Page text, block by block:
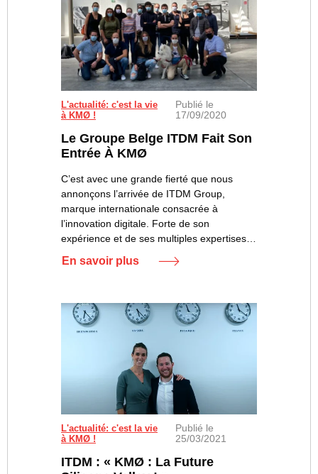
L'actualité: c'est la vie
à KMØ !
Publié le
17/09/2020
Le Groupe Belge ITDM Fait Son
Entrée À KMØ
C’est avec une grande fierté que nous
annonçons l’arrivée de ITDM Group,
marque internationale consacrée à
l’innovation digitale. Forte de son
expérience et de ses multiples expertises…
En savoir plus
L'actualité: c'est la vie
à KMØ !
Publié le
25/03/2021
ITDM : « KMØ : La Future